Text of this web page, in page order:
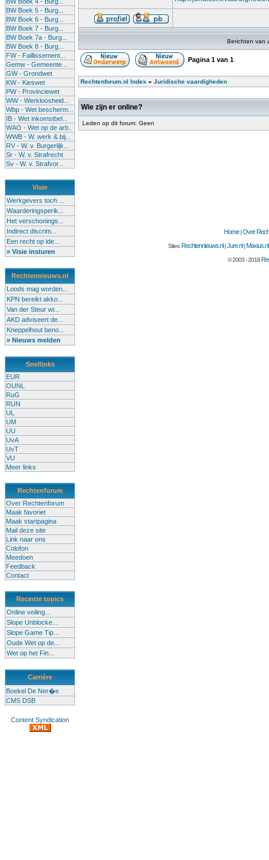
BW Boek 5 - Burg...
BW Boek 6 - Burg...
BW Boek 7 - Burg...
BW Boek 7a - Burg...
BW Boek 8 - Burg...
FW - Faillissement...
Gemw - Gemeente...
GW - Grondwet
KW - Kieswet
PW - Provinciewet
WW - Werkloosheid...
Wbp - Wet bescherm...
IB - Wet inkomstbel...
WAO - Wet op de arb..
WWB - W. werk & bij...
RV - W. v. Burgerlijk...
Sr - W. v. Strafrecht
Sv - W. v. Strafvor...
Visie
Werkgevers toch ...
Waarderingsperik...
Het verschonings...
Indirect discrim...
Een recht op ide...
» Visie insturen
Rechtennieuws.nl
Loods mag worden...
KPN bereikt akko...
Van der Steur wi...
AKD adviseert de...
Kneppelhout beno...
» Nieuws melden
Snellinks
EUR
OUNL
RuG
RUN
UL
UM
UU
UvA
UvT
VU
Meer links
Rechtenforum
Over Rechtenforum
Maak favoriet
Maak startpagina
Mail deze site
Link naar ons
Colofon
Meedoen
Feedback
Contact
Recente topics
Online veiling...
Slope Unblocke...
Slope Game Tip...
Oude Wet op de...
Wet op het Fin...
Carrière
Boekel De Ner�e
CMS DSB
Content Syndication
Berichten van
Pagina 1 van 1
Rechtenforum.nl Index » Juridische vaardigheden
Wie zijn er online?
Leden op dit forum: Geen
Home|Over
Sites:Rechtennieuws.nl|Jure.nl|Maxius.nl
© 2003 - 2018